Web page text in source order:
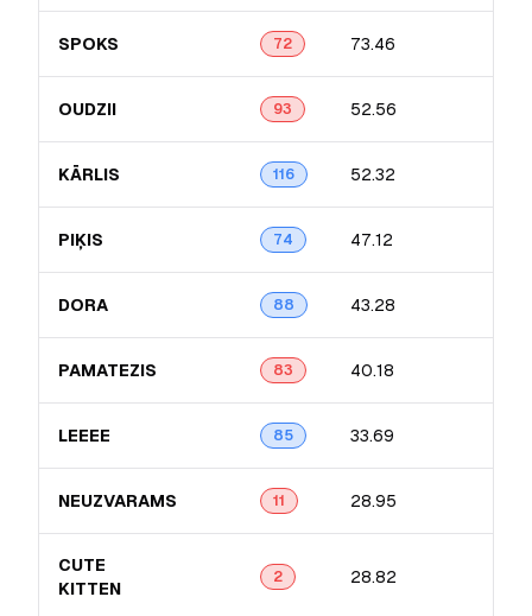
SPOKS 72 73.46
OUDZII 93 52.56
KĀRLIS 116 52.32
PIĶIS 74 47.12
DORA 88 43.28
PAMATEZIS 83 40.18
LEEEE 85 33.69
NEUZVARAMS 11 28.95
CUTE
KITTEN
2 28.82